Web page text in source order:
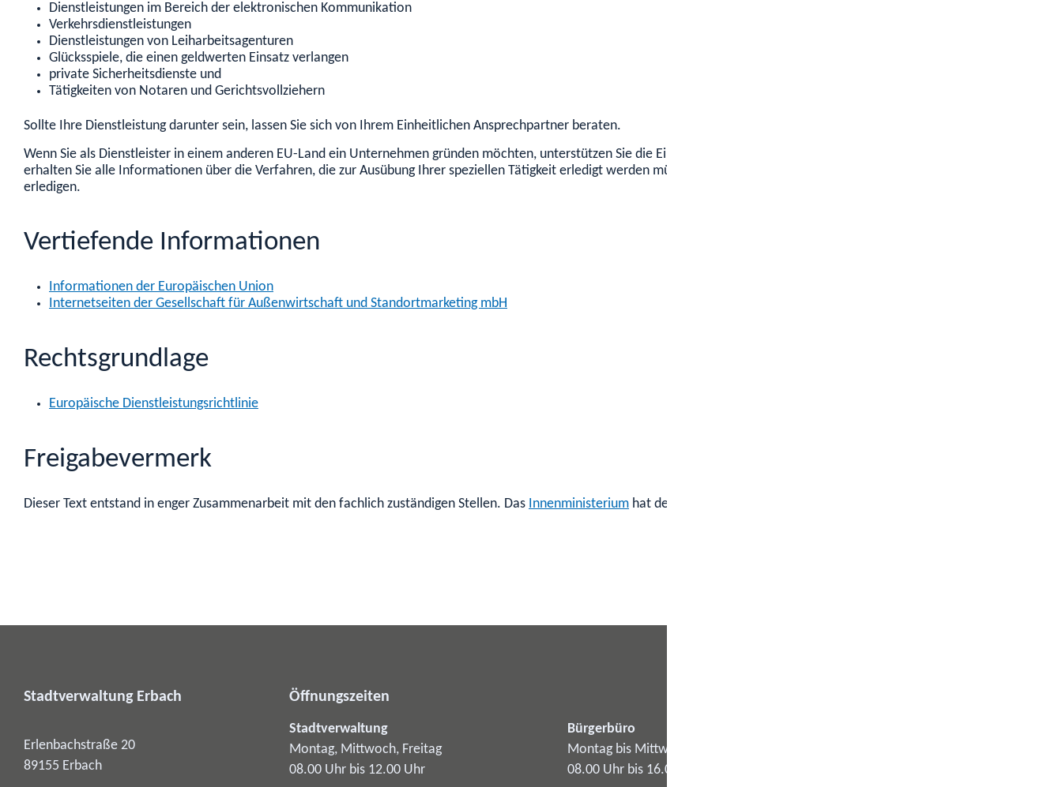
Dienstleistungen im Bereich der elektronischen Kommunikation
Verkehrsdienstleistungen
Dienstleistungen von Leiharbeitsagenturen
Glücksspiele, die einen geldwerten Einsatz verlangen
private Sicherheitsdienste und
Tätigkeiten von Notaren und Gerichtsvollziehern
Sollte Ihre Dienstleistung darunter sein, lassen Sie sich von Ihrem Einheitlichen Ansprechpartner beraten.
Wenn Sie als Dienstleister in einem anderen EU-Land ein Unternehmen gründen möchten, unterstützen Sie die Einheitlichen Ansprechpartner in diesem EU-Land. Bei Ihnen
erhalten Sie alle Informationen über die Verfahren, die zur Ausübung Ihrer speziellen Tätigkeit erledigt werden müssen. Alle dazu notwendigen Formalitäten können Sie online
erledigen.
Vertiefende Informationen
Informationen der Europäischen Union
Internetseiten der Gesellschaft für Außenwirtschaft und Standortmarketing mbH
Rechtsgrundlage
Europäische Dienstleistungsrichtlinie
Freigabevermerk
Dieser Text entstand in enger Zusammenarbeit mit den fachlich zuständigen Stellen. Das Innenministerium hat dessen ausführliche Fassung am 15.05.2018 freigegeben.
Stadtverwaltung Erbach
Erlenbachstraße 20
89155 Erbach
Öffnungszeiten
Stadtverwaltung
Montag, Mittwoch, Freitag
08.00 Uhr bis 12.00 Uhr
Bürgerbüro
Montag bis Mittwoch
08.00 Uhr bis 16.00 Uhr